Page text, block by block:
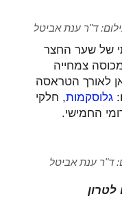
ד"ר ענת אביטל
של שער החצר
צמחייה
לאורך הטראסה
גלוסקמות, חלקי
החמישי.
ד"ר ענת אביטל